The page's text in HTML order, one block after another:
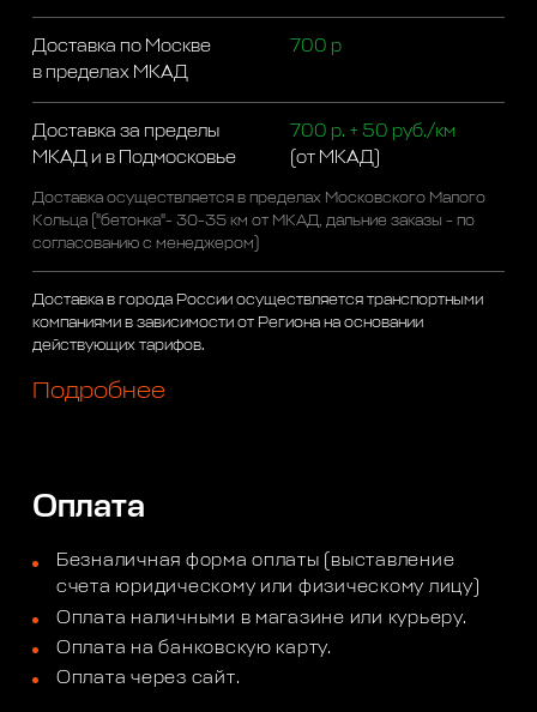
Доставка по Москве
в пределах МКАД
700 р
Доставка за пределы
МКАД и в Подмосковье
700 р. + 50 руб./км
(от МКАД)
Доставка осуществляется в пределах Московского Малого
Кольца ("бетонка"- 30-35 км от МКАД, дальние заказы - по
согласованию с менеджером)
Доставка в города России осуществляется транспортными
компаниями в зависимости от Региона на основании
действующих тарифов.
Подробнее
Оплата
Безналичная форма оплаты (выставление
счета юридическому или физическому лицу)
Оплата наличными в магазине или курьеру.
Оплата на банковскую карту.
Оплата через сайт.